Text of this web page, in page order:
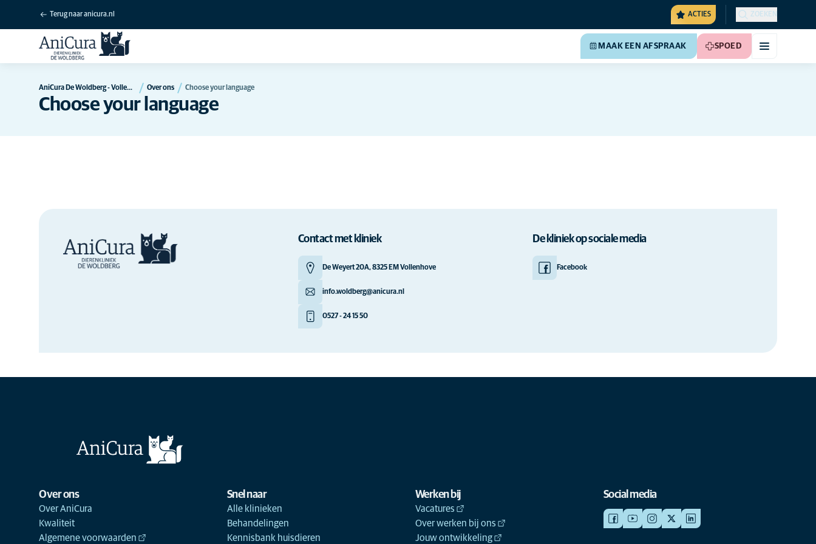
Terug naar anicura.nl ACTIES ZOEKEN
MAAK EEN AFSPRAAK SPOED
AniCura De Woldberg - Vollenhove Over ons Choose your language
Choose your language
Contact met kliniek
De Weyert 20A, 8325 EM Vollenhove
info.woldberg@anicura.nl
0527 - 24 15 50
De kliniek op sociale media
Facebook
Over ons
Over AniCura
Kwaliteit
Algemene voorwaarden
Snel naar
Alle klinieken
Behandelingen
Kennisbank huisdieren
Werken bij
Vacatures
Over werken bij ons
Jouw ontwikkeling
Social media